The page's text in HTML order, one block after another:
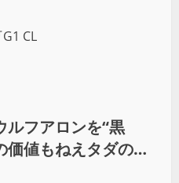
CL
ルフアロンを“黒
価値もねえタダの黒
戦前に徹底挑発